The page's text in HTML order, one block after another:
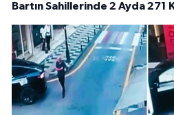
Bartın Sahillerinde 2 Ayda 271